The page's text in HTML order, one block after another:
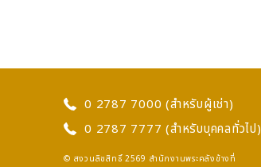
0 2787 7000 (สำหรับผู้เช่า)
0 2787 7777 (สำหรับบุคคลทั่วไป)
© สงวนลิขสิทธิ์ 2569 สำนักงานพระคลังข้างที่